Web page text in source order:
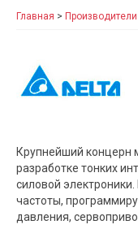
Рынки
Новости
Главная > Производители
Крупнейший концерн
разработке тонких
силовой
частоты,
давления,